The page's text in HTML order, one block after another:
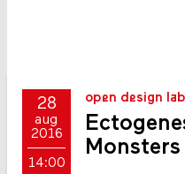
28
aug
2016
14:00
open design lab
Monsters